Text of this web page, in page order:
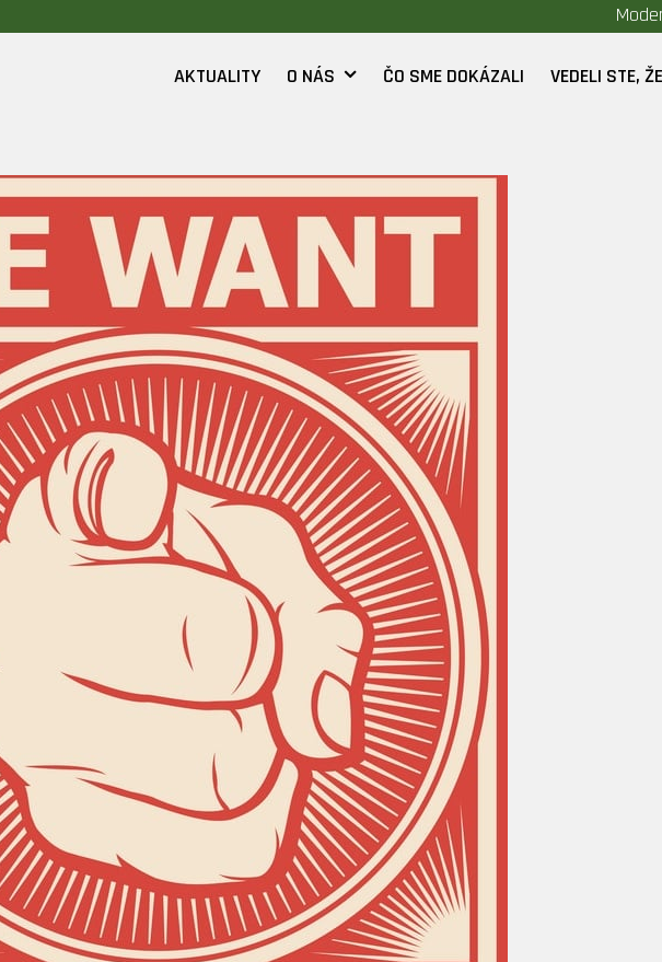
AKTUALITY O NÁS ČO SME DOKÁZALI VEDELI STE,